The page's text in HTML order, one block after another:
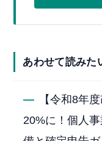
あわせて読みた
—
【令和8年
20%に！個人